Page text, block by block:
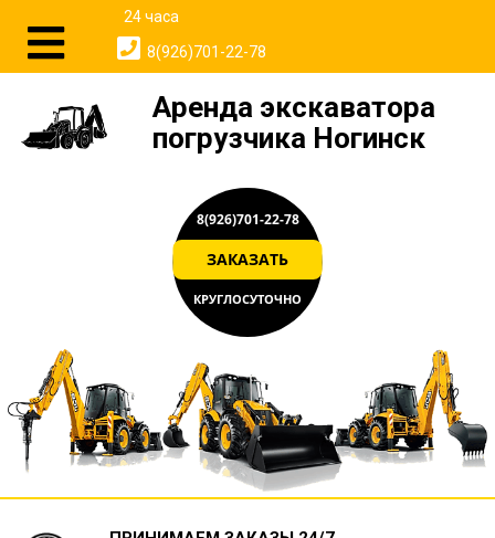
Аренда экскаватора
погрузчика Ногинск
8(926)701-22-78
ЗАКАЗАТЬ
КРУГЛОСУТОЧНО
24 часа
8(926)701-22-78